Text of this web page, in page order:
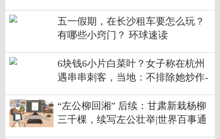
五一假期，在长沙租车要怎么玩？
有哪些小窍门？ 环球速读
6块钱6小片白菜叶？女子称在杭州
遇串串刺客，当地：不排除她炒作-
“左公柳回湘” 后续：甘肃新栽杨柳
三千棵，续写左公壮举|世界百事通